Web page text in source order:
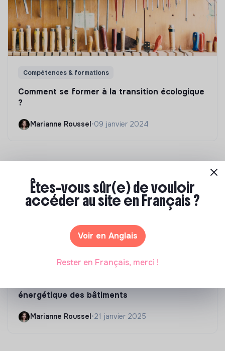
Compétences & formations
Comment se former à la transition écologique
?
Marianne Roussel •09 janvier 2024
Compétences & formations
énergétique des bâtiments
Marianne Roussel•21 janvier 2025
Êtes-vous sûr(e) de vouloir
accéder au site en Français ?
Voir en Anglais
Rester en Français, merci !